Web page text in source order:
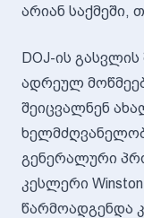
არიან საქმეში,
DOJ-ის
ადრეულ
შეიცვალნენ
გენერალური
კესლერი
წარმოადგენდა